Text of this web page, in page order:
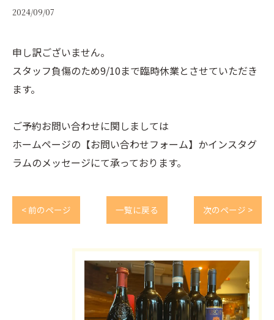
2024/09/07
申し訳ございません。
スタッフ負傷のため9/10まで臨時休業とさせていただき
ます。
ご予約お問い合わせに関しましては
ホームページの【お問い合わせフォーム】かインスタグ
ラムのメッセージにて承っております。
< 前のページ 一覧に戻る 次のページ >